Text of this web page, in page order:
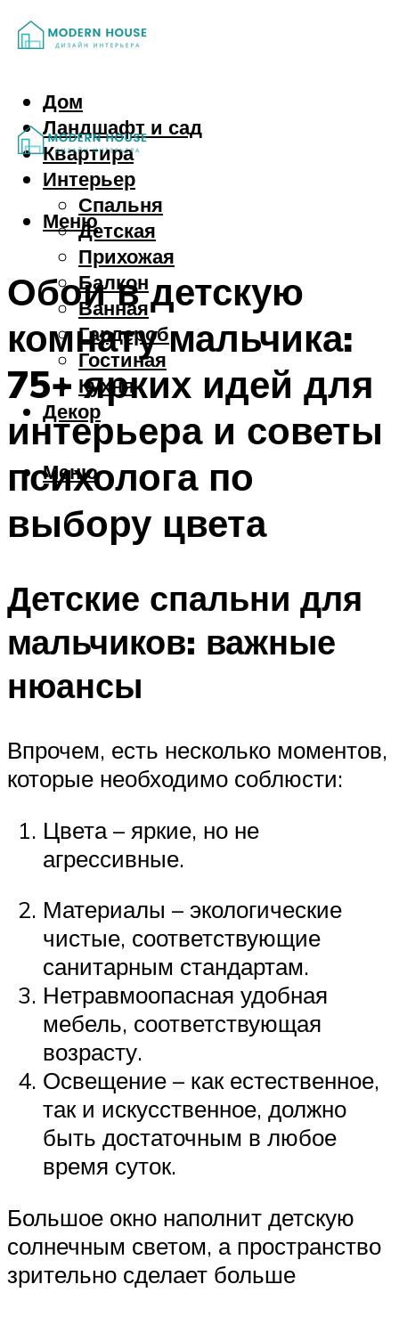
Дом
Ландшафт и сад
Квартира
Интерьер
Спальня
Детская
Прихожая
Балкон
Ванная
Гардероб
Гостиная
Кухня
Декор
Меню
Меню
Обои в детскую
комнату мальчика:
75+ ярких идей для
интерьера и советы
психолога по
выбору цвета
Детские спальни для
мальчиков: важные
нюансы
Впрочем, есть несколько моментов,
которые необходимо соблюсти:
Цвета – яркие, но не
агрессивные.
Материалы – экологические
чистые, соответствующие
санитарным стандартам.
Нетравмоопасная удобная
мебель, соответствующая
возрасту.
Освещение – как естественное,
так и искусственное, должно
быть достаточным в любое
время суток.
Большое окно наполнит детскую
солнечным светом, а пространство
зрительно сделает больше